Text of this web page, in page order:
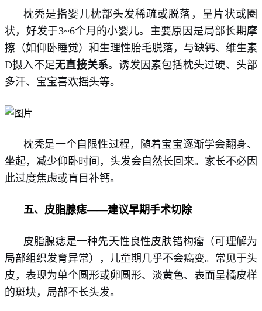
枕秃是指婴儿枕部头发稀疏或脱落，呈片状或圈
状，好发于3~6个月的小婴儿。主要原因是局部长期摩
擦（如仰卧睡觉）和生理性胎毛脱落，与缺钙、维生素
D摄入不足无直接关系。诱发因素包括枕头过硬、头部
多汗、宝宝喜欢摇头等。
枕秃是一个自限性过程，随着宝宝逐渐学会翻身、
坐起，减少仰卧时间，头发会自然长回来。家长不必因
此过度焦虑或盲目补钙。
五、皮脂腺痣——建议早期手术切除
皮脂腺痣是一种先天性良性皮肤错构瘤（可理解为
局部组织发育异常），儿童期几乎不会癌变。常见于头
皮，表现为单个圆形或卵圆形、淡黄色、表面呈橘皮样
的斑块，局部不长头发。